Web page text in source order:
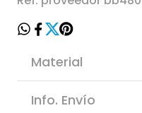
Material
Info. Envío